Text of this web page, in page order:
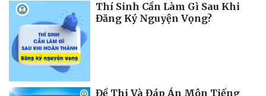
Thí Sinh Cần Làm Gì Sau Khi
Đăng Ký Nguyện Vọng?
Đề Thi Và Đáp Án Môn Tiếng